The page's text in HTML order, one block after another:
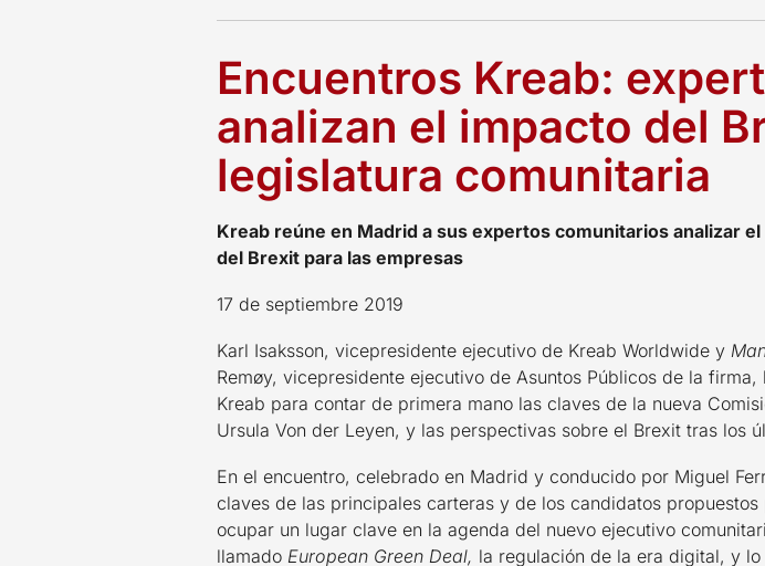
Encuentros Kreab:
analizan el impacto del
legislatura comunitaria
Kreab reúne en Madrid a sus expertos comunitarios analizar
del Brexit para las empresas
17 de septiembre 2019
Karl Isaksson, vicepresidente ejecutivo de Kreab Worldwide y
Remøy, vicepresidente ejecutivo de Asuntos Públicos de la
Kreab para contar de primera mano las claves de la nueva
Ursula Von der Leyen, y las perspectivas sobre el Brexit tras los
En el encuentro, celebrado en Madrid y conducido por Miguel
claves de las principales carteras y de los candidatos
ocupar un lugar clave en la agenda del nuevo ejecutivo
llamado European Green Deal, la regulación de la era digital, y